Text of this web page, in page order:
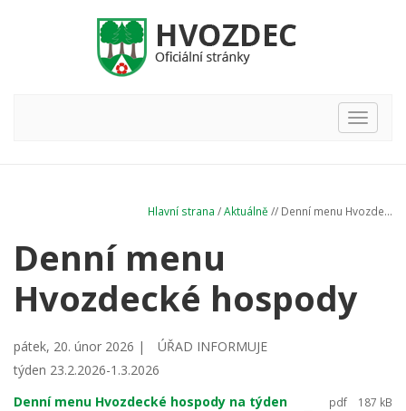
Hlavní
nabídka
Hlavní strana /Aktuálně // Denní menu Hvozde...
Denní menu
Hvozdecké hospody
pátek, 20. únor 2026 |
ÚŘAD INFORMUJE
týden 23.2.2026-1.3.2026
Denní menu Hvozdecké hospody na týden
pdf 187 kB